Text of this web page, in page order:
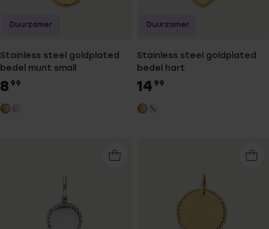
Stainless steel goldplated
bedel munt small
8 99
Duurzamer
Stainless steel goldplated
bedel hart
14 99
Duurzamer